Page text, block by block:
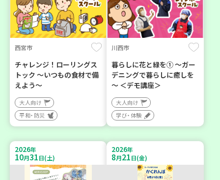
西宮市
チャレンジ！ローリングス
トック ～いつもの食材で備
えよう～
大人向け
平和・防災
川西市
暮らしに花と緑を① ～ガー
デニングで暮らしに癒しを
～ ＜デモ講座＞
大人向け
学び・体験
2026年
10月31日(土)
2026年
8月21日(金)